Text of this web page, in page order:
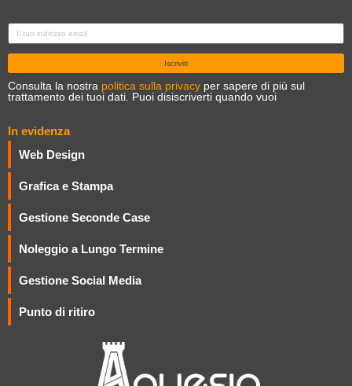
In evidenza
Web Design
Grafica e Stampa
Gestione Seconde Case
Noleggio a Lungo Termine
Gestione Social Media
Punto di ritiro
Consulta la nostra politica sulla privacy per sapere di più sul
trattamento dei tuoi dati. Puoi disiscriverti quando vuoi